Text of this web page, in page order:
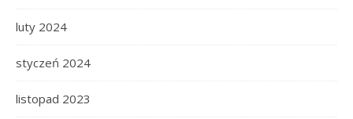
luty 2024
styczeń 2024
listopad 2023